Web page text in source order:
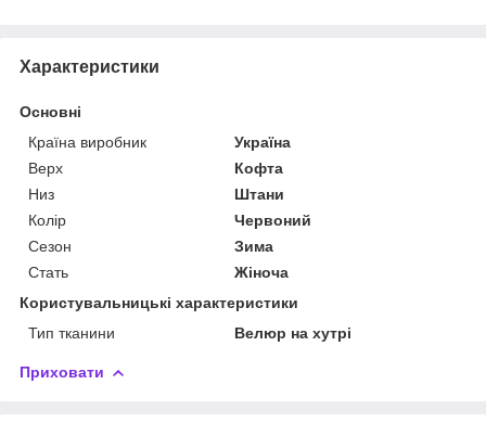
Характеристики
Основні
Країна виробник
Україна
Верх
Кофта
Низ
Штани
Колір
Червоний
Сезон
Зима
Стать
Жіноча
Користувальницькі характеристики
Тип тканини
Велюр на хутрі
Приховати